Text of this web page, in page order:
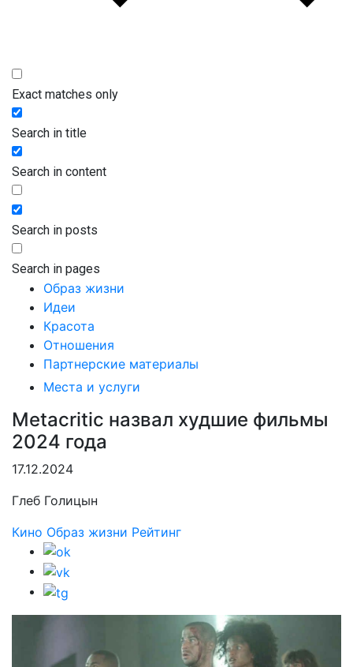
Exact matches only
Search in title
Search in content
Search in posts
Search in pages
Образ жизни
Идеи
Красота
Отношения
Партнерские материалы
Места и услуги
Metacritic назвал худшие фильмы
2024 года
17.12.2024
Глеб Голицын
Кино Образ жизни Рейтинг